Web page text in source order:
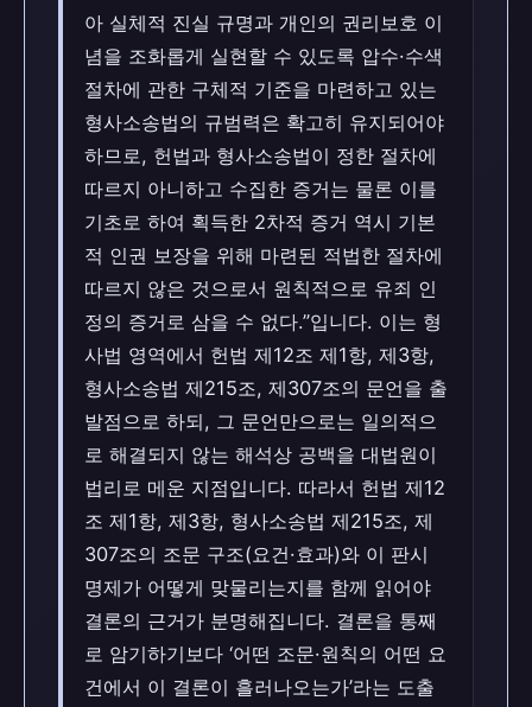
아 실체적 진실 규명과 개인의 권리보호 이
념을 조화롭게 실현할 수 있도록 압수·수색
절차에 관한 구체적 기준을 마련하고 있는
형사소송법의 규범력은 확고히 유지되어야
하므로, 헌법과 형사소송법이 정한 절차에
따르지 아니하고 수집한 증거는 물론 이를
기초로 하여 획득한 2차적 증거 역시 기본
적 인권 보장을 위해 마련된 적법한 절차에
따르지 않은 것으로서 원칙적으로 유죄 인
정의 증거로 삼을 수 없다.”입니다. 이는 형
사법 영역에서 헌법 제12조 제1항, 제3항,
형사소송법 제215조, 제307조의 문언을 출
발점으로 하되, 그 문언만으로는 일의적으
로 해결되지 않는 해석상 공백을 대법원이
법리로 메운 지점입니다. 따라서 헌법 제12
조 제1항, 제3항, 형사소송법 제215조, 제
307조의 조문 구조(요건·효과)와 이 판시
명제가 어떻게 맞물리는지를 함께 읽어야
결론의 근거가 분명해집니다. 결론을 통째
로 암기하기보다 ‘어떤 조문·원칙의 어떤 요
건에서 이 결론이 흘러나오는가’라는 도출